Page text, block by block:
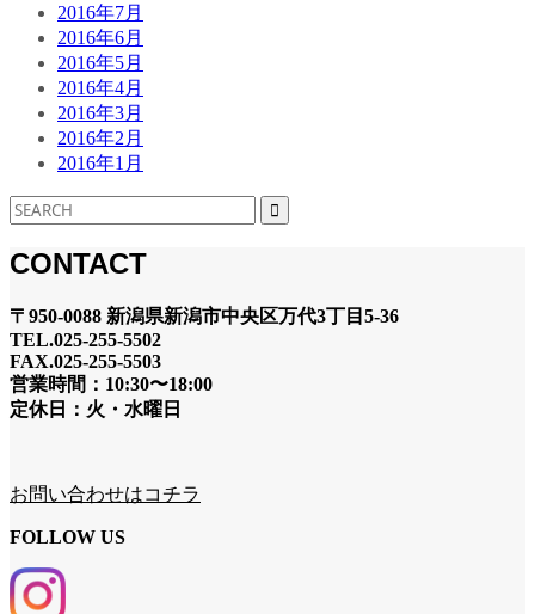
2016年7月
2016年6月
2016年5月
2016年4月
2016年3月
2016年2月
2016年1月
CONTACT
〒950-0088 新潟県新潟市中央区万代3丁目5-36
TEL.025-255-5502
FAX.025-255-5503
営業時間：10:30〜18:00
定休日：火・水曜日
お問い合わせはコチラ
FOLLOW US